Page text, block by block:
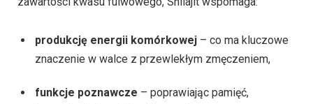
produkcję energii komórkowej – co ma kluczowe
znaczenie w walce z przewlekłym zmęczeniem,
funkcje poznawcze – poprawiając pamięć,